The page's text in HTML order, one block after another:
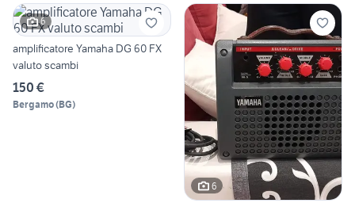
6
amplificatore Yamaha DG 60 FX
valuto scambi
150 €
Bergamo(BG)
6